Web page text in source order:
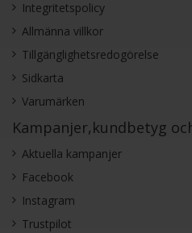
Integritetspolicy
Allmänna villkor
Tillgänglighetsredogörelse
Sidkarta
Varumärken
Kampanjer,kundbetyg
Aktuella kampanjer
Facebook
Instagram
Trustpilot